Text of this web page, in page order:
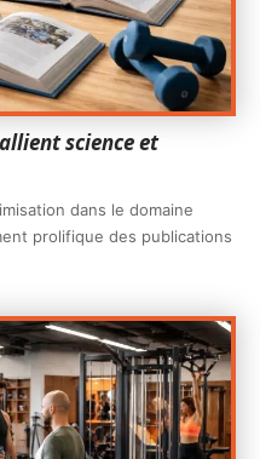
science et
dans le domaine
prolifique des publications